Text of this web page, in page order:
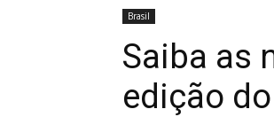
Brasil
Saiba as
edição